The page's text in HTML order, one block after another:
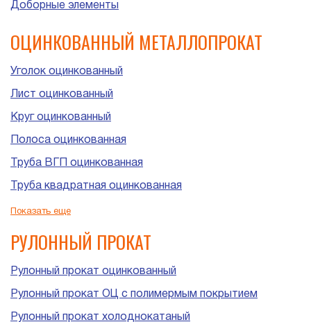
Доборные элементы
ОЦИНКОВАННЫЙ МЕТАЛЛОПРОКАТ
Уголок оцинкованный
Лист оцинкованный
Круг оцинкованный
Полоса оцинкованная
Труба ВГП оцинкованная
Труба квадратная оцинкованная
Труба прямоугольная оцинкованная
Труба ЭСВ оцинкованная
Показать еще
РУЛОННЫЙ ПРОКАТ
Рулонный прокат оцинкованный
Рулонный прокат ОЦ с полимермым покрытием
Рулонный прокат холоднокатаный